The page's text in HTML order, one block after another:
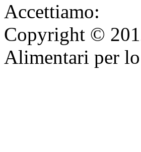
Accettiamo:
Copyright ©
Alimentari per